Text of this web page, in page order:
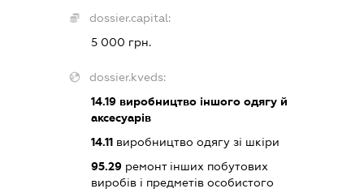
dossier.capital:
5 000 грн.
dossier.kveds:
14.19 виробництво іншого одягу й
аксесуарів
14.11 виробництво одягу зі шкіри
95.29 ремонт інших побутових
виробів і предметів особистого